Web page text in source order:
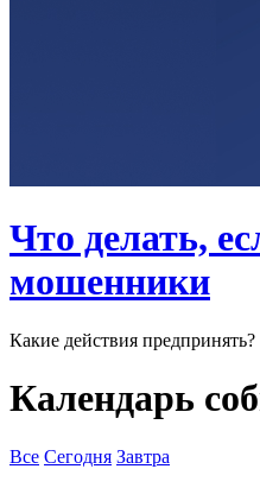
Что делать,
мошенники
Какие действия предпринять?
Календарь
Все Сегодня Завтра